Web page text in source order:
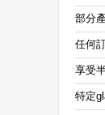
部分
任何
享受
特定